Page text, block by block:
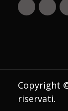
Copyright
riservati.